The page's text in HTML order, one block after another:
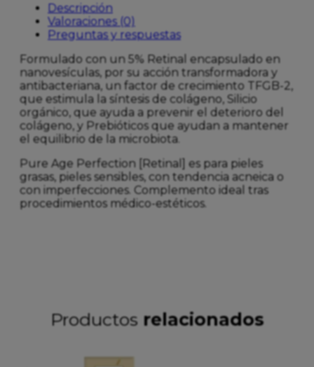
Descripción
Valoraciones (0)
Preguntas y respuestas
Formulado con un 5% Retinal encapsulado en
nanovesículas, por su acción transformadora y
antibacteriana, un factor de crecimiento TFGB-2,
que estimula la síntesis de colágeno, Silicio
orgánico, que ayuda a prevenir el deterioro del
colágeno, y Prebióticos que ayudan a mantener
el equilibrio de la microbiota.
Pure Age Perfection [Retinal] es para pieles
grasas, pieles sensibles, con tendencia acneica o
con imperfecciones. Complemento ideal tras
procedimientos médico-estéticos.
Productos relacionados